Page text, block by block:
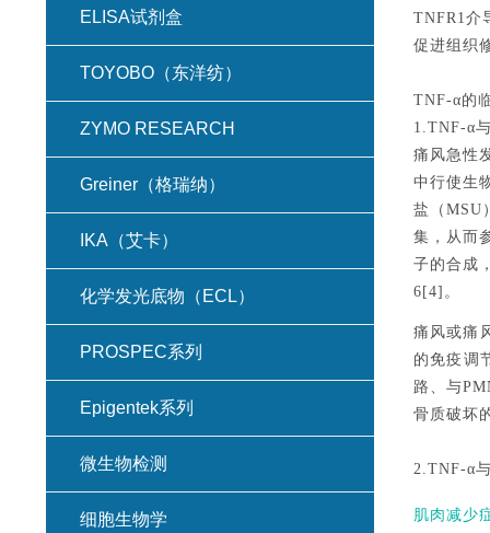
TNFR1介
促进组织
TNF-α的
1.TNF-α
痛风急性
中行使生
盐（MSU
集，从而
子的合成
6[4]。
痛风或痛
的免疫调
路、与
骨质破坏
2.TNF-α
肌肉减少
ELISA试剂盒
TOYOBO（东洋纺）
ZYMO RESEARCH
Greiner（格瑞纳）
IKA（艾卡）
化学发光底物（ECL）
PROSPEC系列
Epigentek系列
微生物检测
细胞生物学